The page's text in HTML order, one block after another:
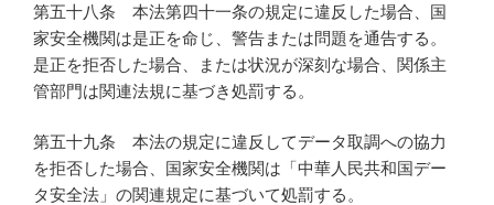
第五十八条 本法第四十一条の規定に違反した場合、国
家安全機関は是正を命じ、警告または問題を通告する。
是正を拒否した場合、または状況が深刻な場合、関係主
管部門は関連法規に基づき処罰する。
第五十九条 本法の規定に違反してデータ取調への協力
を拒否した場合、国家安全機関は「中華人民共和国デー
タ安全法」の関連規定に基づいて処罰する。